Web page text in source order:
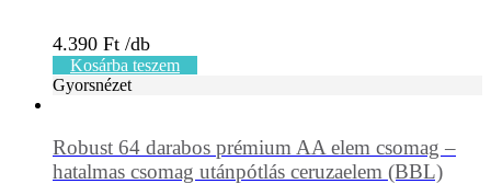
4.390 Ft
Kosárba teszem
Gyorsnézet
Robust 64 darabos prémium AA elem csomag –
hatalmas csomag utánpótlás ceruzaelem (BBL)